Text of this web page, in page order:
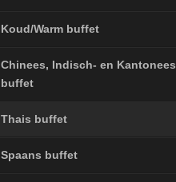
Koud/Warm buffet
Chinees, Indisch- en Kantonees
buffet
Thais buffet
Spaans buffet